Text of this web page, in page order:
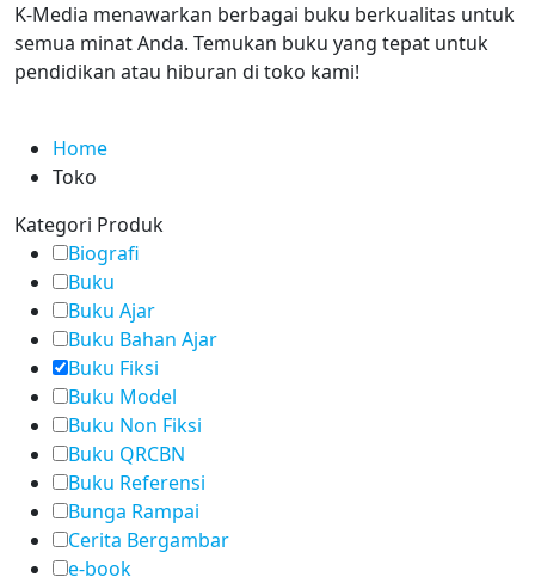
K-Media menawarkan berbagai buku berkualitas untuk
semua minat Anda. Temukan buku yang tepat untuk
pendidikan atau hiburan di toko kami!
Home
Toko
Kategori Produk
Biografi
Buku
Buku Ajar
Buku Bahan Ajar
Buku Fiksi
Buku Model
Buku Non Fiksi
Buku QRCBN
Buku Referensi
Bunga Rampai
Cerita Bergambar
e-book